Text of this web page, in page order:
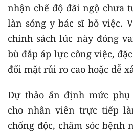
nhận chế độ đãi ngộ chưa
làn sóng y bác sĩ bỏ việc.
chính sách lúc này đóng
bù đắp áp lực công việc,
đối mặt rủi ro cao hoặc dễ
Dự thảo ấn định mức phụ
cho nhân viên trực tiếp
chống độc, chăm sóc bệnh